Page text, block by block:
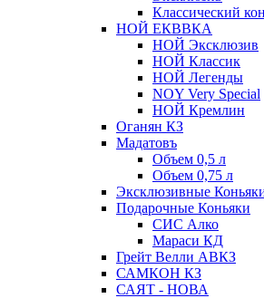
Классический
НОЙ ЕКВВКА
НОЙ Эксклюзив
НОЙ Классик
НОЙ Легенды
NOY Very Speсial
НОЙ Кремлин
Оганян КЗ
Мадатовъ
Объем 0,5 л
Объем 0,75 л
Эксклюзивные
Подарочные Коньяки
СИС Алко
Мараси КД
Грейт Велли АВКЗ
САМКОН КЗ
САЯТ - НОВА